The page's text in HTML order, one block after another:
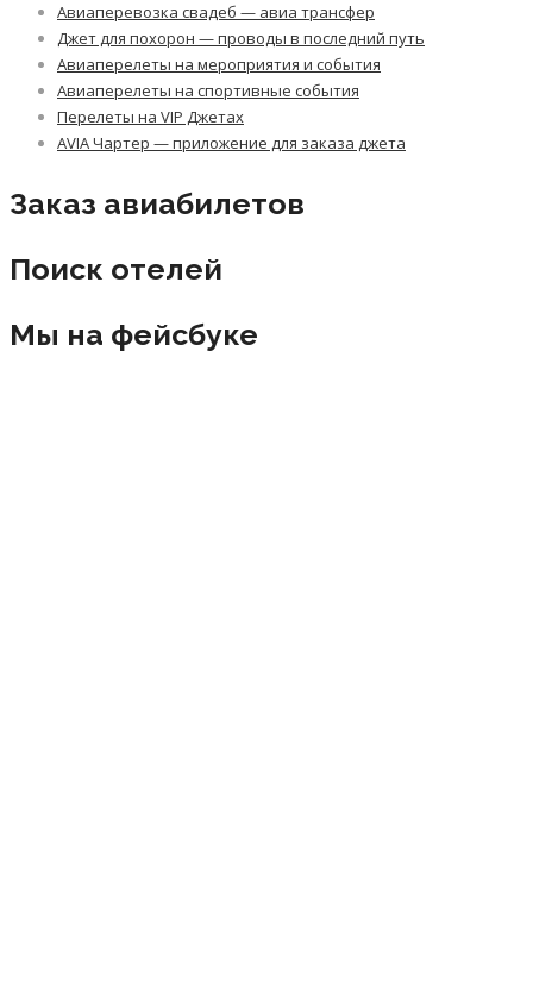
Авиаперевозка свадеб — авиа трансфер
Джет для похорон — проводы в последний путь
Авиаперелеты на мероприятия и события
Авиаперелеты на спортивные события
Перелеты на VIP Джетах
AVIA Чартер — приложение для заказа джета
Заказ авиабилетов
Поиск отелей
Мы на фейсбуке